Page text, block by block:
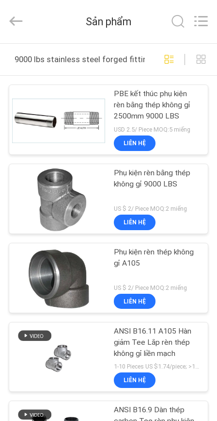
SẢN
PHẨM
VIDEO
HƯỚNG
CHÚNG
THAM
NHÀ
MÁY
CHẤT
Fittings
Group
All
Reserved.
Developed
ECER
Sản phẩm
9000 lbs stainless steel forged fittings sản xuất trực
PBE kết thúc phụ kiện
rèn bằng thép không gỉ
2500mm 9000 LBS
USD 2.5/ Piece MOQ:5 miếng
LIÊN HỆ
Phụ kiện rèn bằng thép
không gỉ 9000 LBS
US $ 2/ Piece MOQ:2 miếng
LIÊN HỆ
Phụ kiện rèn thép không
gỉ A105
US $ 2/ Piece MOQ:2 miếng
LIÊN HỆ
ANSI B16.11 A105 Hàn
giảm Tee Lắp rèn thép
không gỉ liền mạch
1-10 Pieces US $1.74/piece; >10 Pieces US $1.53/piece MOQ:1 miếng
LIÊN HỆ
ANSI B16.9 Dàn thép